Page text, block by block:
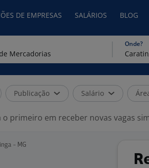
DE EMPRESAS SALÁRIOS BLOG
Onde?
Publicação Salário
o primeiro em receber novas vagas
- MG